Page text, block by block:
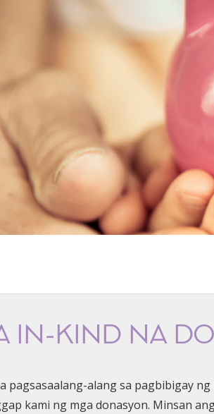
IN-KIND NA
pagsasaalang-alang sa pagbibigay ng
kami ng mga donasyon. Minsan